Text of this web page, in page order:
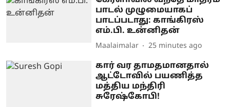
பாடல் முழுமையாகப்
பாடப்படாது: காங்கிரஸ்
எம்.பி. உன்னிதன்
Maalaimalar 25 minutes ago
கார் வர தாமதமானதால்
ஆட்டோவில் பயணித்த
மத்திய மந்திரி
சுரேஷ்கோபி!